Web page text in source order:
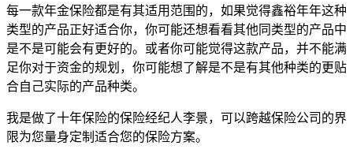
每一款年金保险都是有其适用范围的，如果觉得鑫裕年年这种
类型的产品正好适合你，你可能还想看看其他同类型的产品中
是不是可能会有更好的。或者你可能觉得这款产品，并不能满
足你对于资金的规划，你可能想了解是不是有其他种类的更贴
合自己实际的产品种类。
我是做了十年保险的保险经纪人李景，可以跨越保险公司的界
限为您量身定制适合您的保险方案。